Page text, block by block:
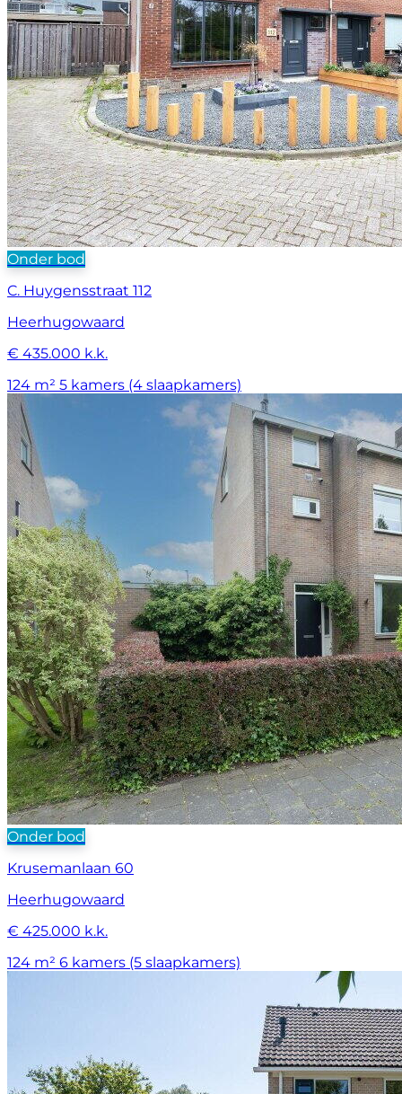
Onder bod
C. Huygensstraat 112
Heerhugowaard
€ 435.000 k.k.
124 m² 5 kamers (4 slaapkamers)
Onder bod
Krusemanlaan 60
Heerhugowaard
€ 425.000 k.k.
124 m² 6 kamers (5 slaapkamers)